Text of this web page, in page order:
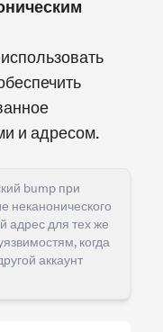
и адресом.
bump при
неканонического
адрес для тех же
когда
аккаунт